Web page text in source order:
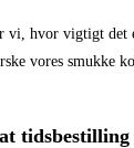
vi, hvor vigtigt det
vores smukke